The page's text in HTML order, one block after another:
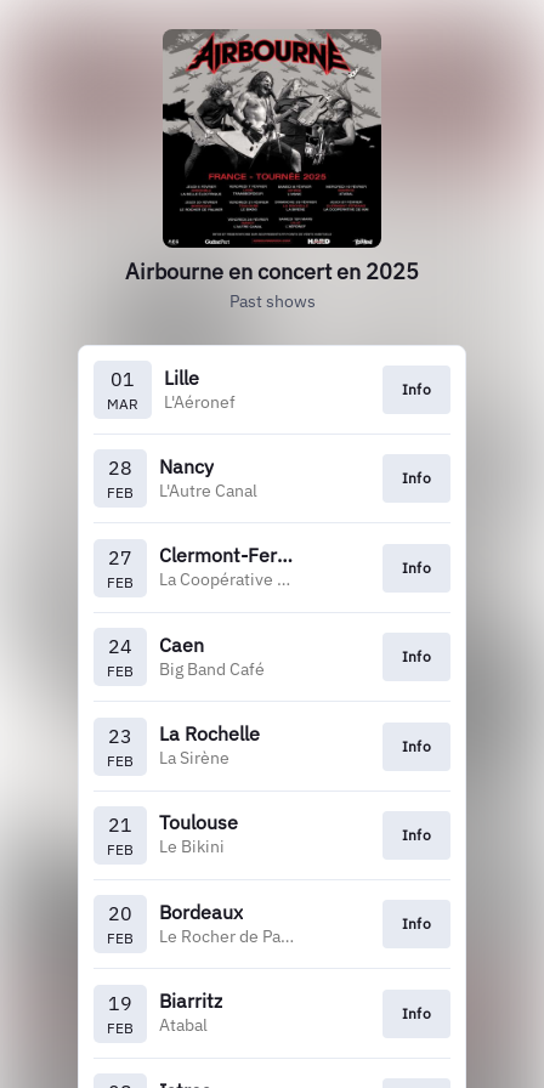
Airbourne en concert en 2025
Past shows
01
MAR
Lille
L'Aéronef
Info
28
FEB
Nancy
L'Autre Canal
Info
27
FEB
Clermont-Ferrand
La Coopérative de Mai
Info
24
FEB
Caen
Big Band Café
Info
23
FEB
La Rochelle
La Sirène
Info
21
FEB
Toulouse
Le Bikini
Info
20
FEB
Bordeaux
Le Rocher de Palmer
Info
19
FEB
Biarritz
Atabal
Info